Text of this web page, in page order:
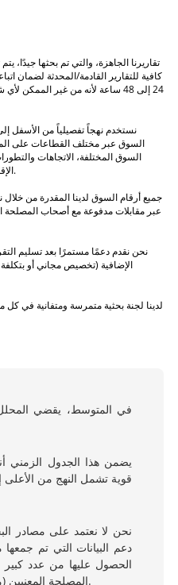
تقاريرنا الجاهزة، والتي تم بحثها جيدًا،
كافية للتقارير القادمة/المحدثة لضمان
24 إلى 48 ساعة
لأنه من غير الممكن لأي
نستخدم نهجاً تفصيلياً من الأسفل
السوق عبر مختلف القطاعات على
السوق المختلفة، الاتجاهات
التي تفتقر إلى البحث المتعمق.
جميع أرقام السوق لدينا المقدرة من
عبر مقابلات مدفوعة مع أصحاب المصلحة
نحن نقدم دعمًا مستمرًا بعد تسليم
الإضافية (تخصيص مجاني أو
لدينا لجنة بحثية متمرسة ومتفانية في
يضمن هذا الجدول الزمني
قوية تشمل النهج من
نحن لا نعتمد على مصادر
دعم البيانات التي تم
الحصول عليها من عدد
المصلحة المعنيين (من جانب العرض ومن جانب الطلب).